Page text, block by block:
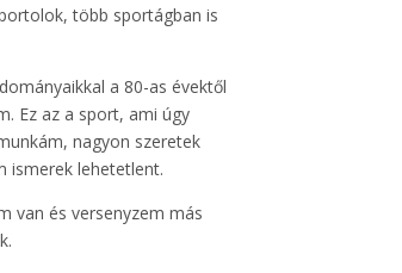
több sportágban is
a 80-as évektől
Ez az a sport, ami úgy
nagyon szeretek
ismerek lehetetlent.
van és versenyzem más